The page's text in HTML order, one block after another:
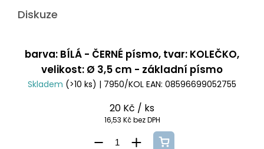
Diskuze
barva: BÍLÁ - ČERNÉ písmo, tvar: KOLEČKO,
velikost: Ø 3,5 cm - základní písmo
Skladem (>10 ks) | 7950/KOL EAN: 08596699052755
20 Kč / ks
16,53 Kč bez DPH